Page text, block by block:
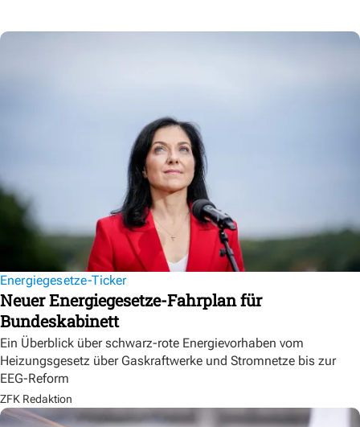
Energiegesetze-Ticker
Neuer Energiegesetze-Fahrplan für
Bundeskabinett
Ein Überblick über schwarz-rote Energievorhaben vom
Heizungsgesetz über Gaskraftwerke und Stromnetze bis zur
EEG-Reform
ZFK Redaktion